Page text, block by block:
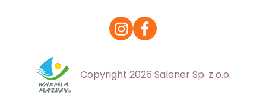
Copyright 2026 Saloner Sp. z o.o.